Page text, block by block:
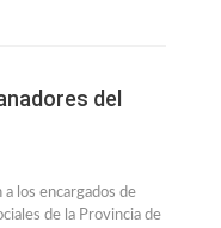
del
los encargados de
de la Provincia de